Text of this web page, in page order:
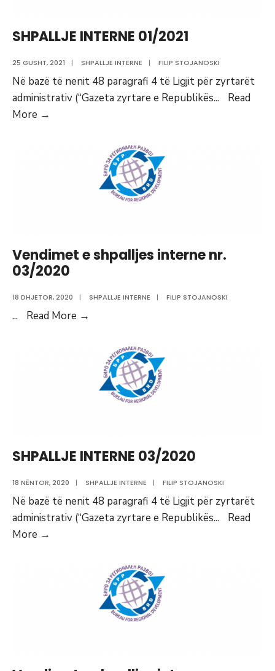
SHPALLJE INTERNE 01/2021
25 GUSHT, 2021 | SHPALLJE INTERNE | FILIP STOJANOSKI
Në bazë të nenit 48 paragrafi 4 të Ligjit për zyrtarët
administrativ (“Gazeta zyrtare e Republikës...
Read
More →
Vendimet e shpalljes interne nr.
03/2020
18 DHJETOR, 2020 | SHPALLJE INTERNE | FILIP STOJANOSKI
... Read More →
shpalljes
interne
03/2020
SHPALLJE INTERNE 03/2020
18 NËNTOR, 2020 | SHPALLJE INTERNE | FILIP STOJANOSKI
Në bazë të nenit 48 paragrafi 4 të Ligjit për zyrtarët
administrativ (“Gazeta zyrtare e Republikës...
Read
More →